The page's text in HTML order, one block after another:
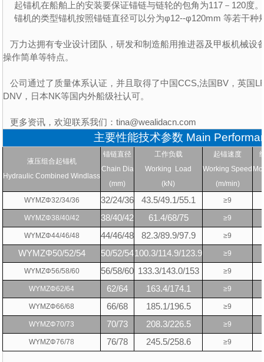
起锚机在船舶上的安装要保证锚链与链轮的包角为117－120度
锚机的类型锚机按照锚链直径可以分为φ12--φ120mm 等若干种
万力达拥有专业设计团队，研发和制造船用推进器及甲板机械设
操作简单等特点。
公司通过了质量体系认证，并且取得了中国CCS,法国BV，英国
DNV，日本NK等国内外船级社认可。
更多资讯，欢迎联系我们：tina@wealidacn.com
主要性能技术参数 Main
液压组合起锚机
Hydraulic Combined Windlass
锚链直径
Chain Dia
(mm)
工作负载
Working Load
(kN)
起锚速度
Working Speed
(m/min)
WYMZΦ32/34/36 32/24/36 43.5/49.1/55.1 ≥9
WYMZΦ38/40/42 38/40/42 61.4/68/75 ≥9
WYMZΦ44/46/48 44/46/48 82.3/89.9/97.9 ≥9
WYMZΦ50/52/54 50/52/54100.3/114.9/123.9 ≥9
WYMZΦ56/58/60 56/58/60 133.3/143.0/153 ≥9
WYMZΦ62/64 62/64 163.4/174.1 ≥9
WYMZΦ66/68 66/68 185.1/196.5 ≥9
WYMZΦ70/73 70/73 208.3/226.5 ≥9
WYMZΦ76/78 76/78 245.5/258.6 ≥9